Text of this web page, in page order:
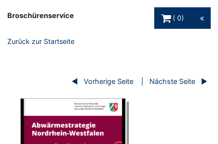
Broschürenservice
0
Zurück zur Startseite
Vorherige Seite Nächste Seite